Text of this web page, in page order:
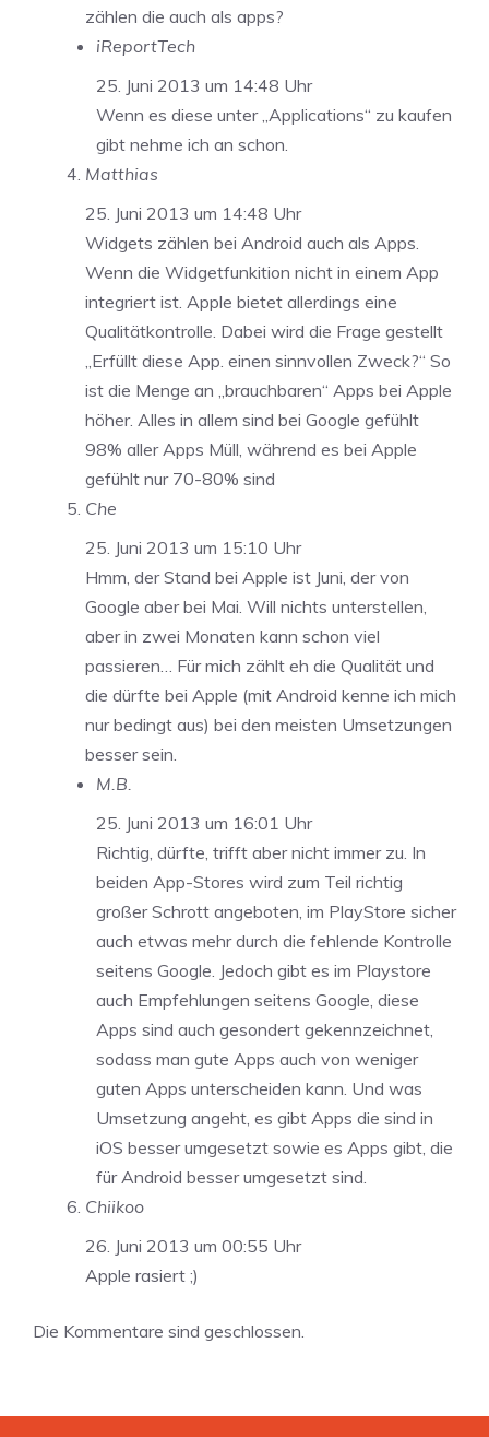
zählen die auch als apps?
iReportTech
25. Juni 2013 um 14:48 Uhr
Wenn es diese unter „Applications“ zu kaufen
gibt nehme ich an schon.
Matthias
25. Juni 2013 um 14:48 Uhr
Widgets zählen bei Android auch als Apps.
Wenn die Widgetfunkition nicht in einem App
integriert ist. Apple bietet allerdings eine
Qualitätkontrolle. Dabei wird die Frage gestellt
„Erfüllt diese App. einen sinnvollen Zweck?“ So
ist die Menge an „brauchbaren“ Apps bei Apple
höher. Alles in allem sind bei Google gefühlt
98% aller Apps Müll, während es bei Apple
gefühlt nur 70-80% sind
Che
25. Juni 2013 um 15:10 Uhr
Hmm, der Stand bei Apple ist Juni, der von
Google aber bei Mai. Will nichts unterstellen,
aber in zwei Monaten kann schon viel
passieren… Für mich zählt eh die Qualität und
die dürfte bei Apple (mit Android kenne ich mich
nur bedingt aus) bei den meisten Umsetzungen
besser sein.
M.B.
25. Juni 2013 um 16:01 Uhr
Richtig, dürfte, trifft aber nicht immer zu. In
beiden App-Stores wird zum Teil richtig
großer Schrott angeboten, im PlayStore sicher
auch etwas mehr durch die fehlende Kontrolle
seitens Google. Jedoch gibt es im Playstore
auch Empfehlungen seitens Google, diese
Apps sind auch gesondert gekennzeichnet,
sodass man gute Apps auch von weniger
guten Apps unterscheiden kann. Und was
Umsetzung angeht, es gibt Apps die sind in
iOS besser umgesetzt sowie es Apps gibt, die
für Android besser umgesetzt sind.
Chiikoo
26. Juni 2013 um 00:55 Uhr
Apple rasiert ;)
Die Kommentare sind geschlossen.